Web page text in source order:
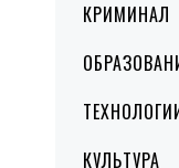
КРИМИНАЛ
КУЛЬТУРА